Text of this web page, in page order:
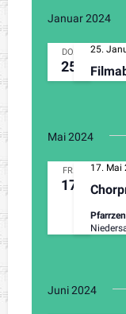
e
Januar 2024
DO.
25
25.
Mai 2024
FR.
17
17. Mai
Juni 2024